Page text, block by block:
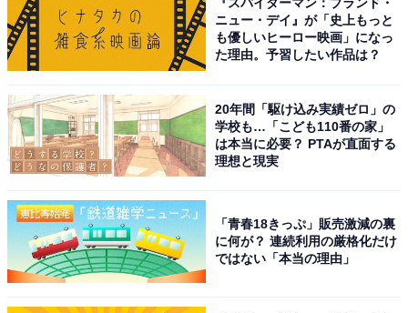
「ラーメン」がおいしいと思う東京の市区町村
ランキング！ 2位「千代田区」を抑えた1位は？
1
ニュー・デイ』が「史上もっと
も優しいヒーロー映画」になっ
た理由。予習したい作品は？
20年間「駆け込み実績ゼロ」の
学校も…「こども110番の家」
は本当に必要？ PTAが直面する
理想と現実
「青春18きっぷ」販売激減の裏
に何が？ 連続利用の厳格化だけ
ではない「本当の理由」